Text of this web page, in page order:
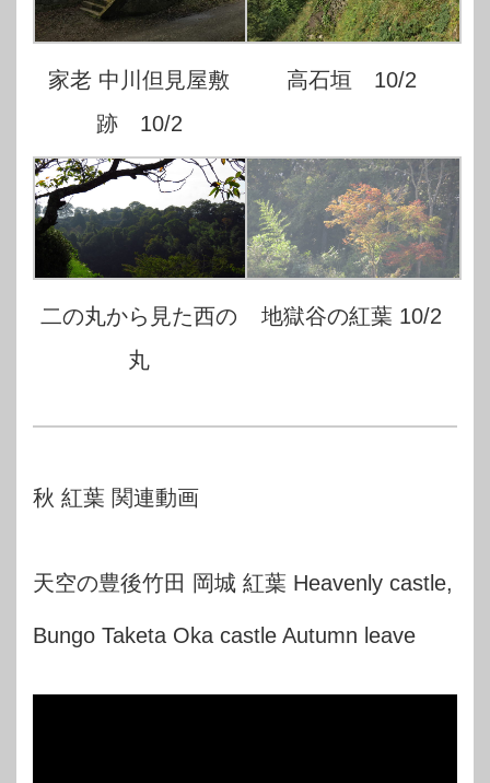
家老 中川但見屋敷
跡 10/2
高石垣 10/2
二の丸から見た西の
丸
地獄谷の紅葉 10/2
秋 紅葉 関連動画
天空の豊後竹田 岡城 紅葉 Heavenly castle,
Bungo Taketa Oka castle Autumn leave